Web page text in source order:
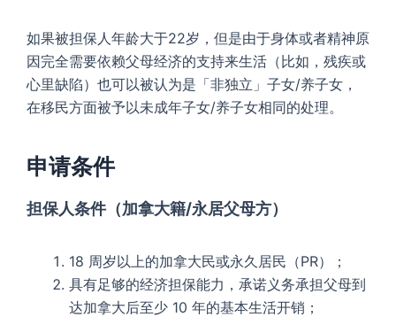
如果被担保人年龄大于22岁，但是由于身体或者精神原
因完全需要依赖父母经济的支持来生活（比如，残疾或
心里缺陷）也可以被认为是「非独立」子女/养子女，
在移民方面被予以未成年子女/养子女相同的处理。
申请条件
担保人条件（加拿大籍/永居父母方）
18 周岁以上的加拿大民或永久居民（PR）；
具有足够的经济担保能力，承诺义务承担父母到
达加拿大后至少 10 年的基本生活开销；